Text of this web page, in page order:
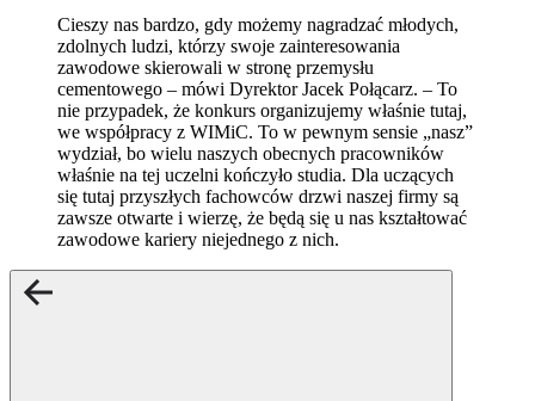
Cieszy nas bardzo, gdy możemy nagradzać młodych,
zdolnych ludzi, którzy swoje zainteresowania
zawodowe skierowali w stronę przemysłu
cementowego – mówi Dyrektor Jacek Połącarz. – To
nie przypadek, że konkurs organizujemy właśnie tutaj,
we współpracy z WIMiC. To w pewnym sensie „nasz”
wydział, bo wielu naszych obecnych pracowników
właśnie na tej uczelni kończyło studia. Dla uczących
się tutaj przyszłych fachowców drzwi naszej firmy są
zawsze otwarte i wierzę, że będą się u nas kształtować
zawodowe kariery niejednego z nich.